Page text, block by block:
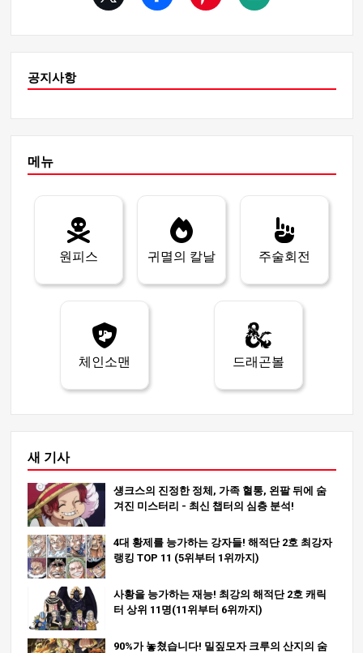
입니다. 어려운 상황에서 회복력이 강하고 동료를 위해 싸
공지사항
메뉴
원피스 귀멸의 칼날 주술회전
체인소맨 드래곤볼
새 기사
섕크스의 진정한 정체, 가족 혈통, 왼팔 뒤에 숨
겨진 미스터리 - 최신 챕터의 심층 분석!
4대 황제를 능가하는 강자들! 해적단 2호 최강자
랭킹 TOP 11 (5위부터 1위까지)
사황을 능가하는 재능! 최강의 해적단 2호 캐릭
터 상위 11명(11위부터 6위까지)
90%가 놓쳤습니다! 밀짚모자 크루의 산지의 숨